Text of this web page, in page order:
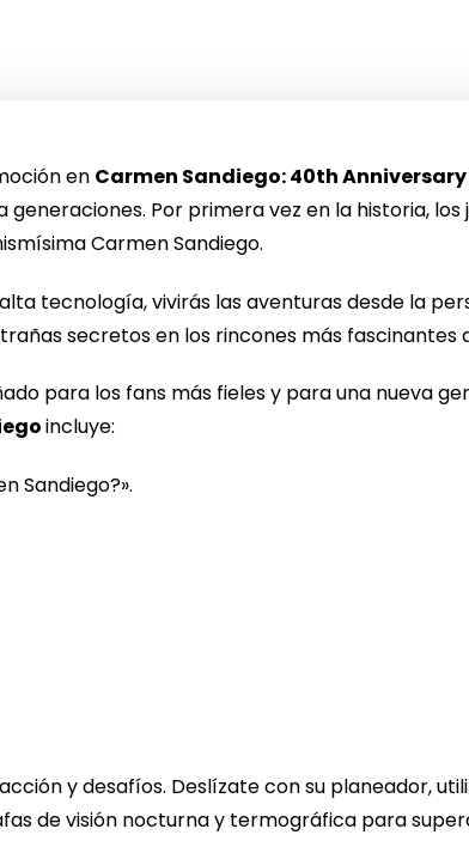
en Carmen Sandiego: 40th
Por primera vez en la historia, los
Carmen Sandiego.
tecnología, vivirás las aventuras desde la
secretos en los rincones más fascinantes
para los fans más fieles y para una nueva
incluye:
Sandiego?».
y desafíos. Deslízate con su planeador,
de visión nocturna y termográfica para